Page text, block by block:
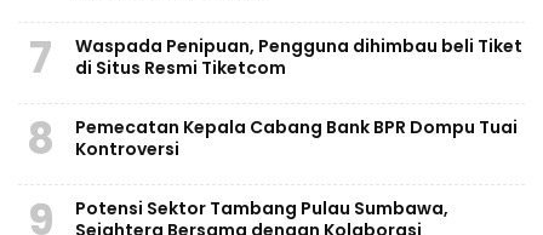
7
Waspada Penipuan, Pengguna dihimbau beli Tiket
di Situs Resmi Tiketcom
8
Pemecatan Kepala Cabang Bank BPR Dompu Tuai
Kontroversi
9
Potensi Sektor Tambang Pulau Sumbawa,
Sejahtera Bersama dengan Kolaborasi